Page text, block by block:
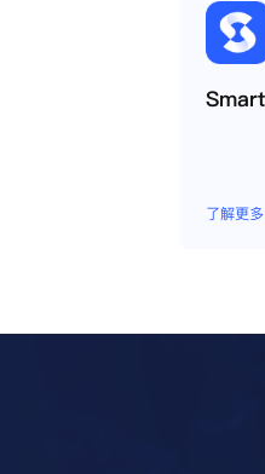
了解更多